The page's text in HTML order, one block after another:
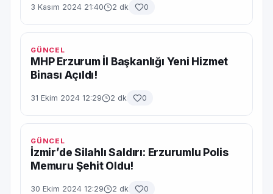
3 Kasım 2024 21:40 2 dk 0
GÜNCEL
MHP Erzurum İl Başkanlığı Yeni Hizmet
Binası Açıldı!
31 Ekim 2024 12:29 2 dk 0
GÜNCEL
İzmir’de Silahlı Saldırı: Erzurumlu Polis
Memuru Şehit Oldu!
30 Ekim 2024 12:29 2 dk 0